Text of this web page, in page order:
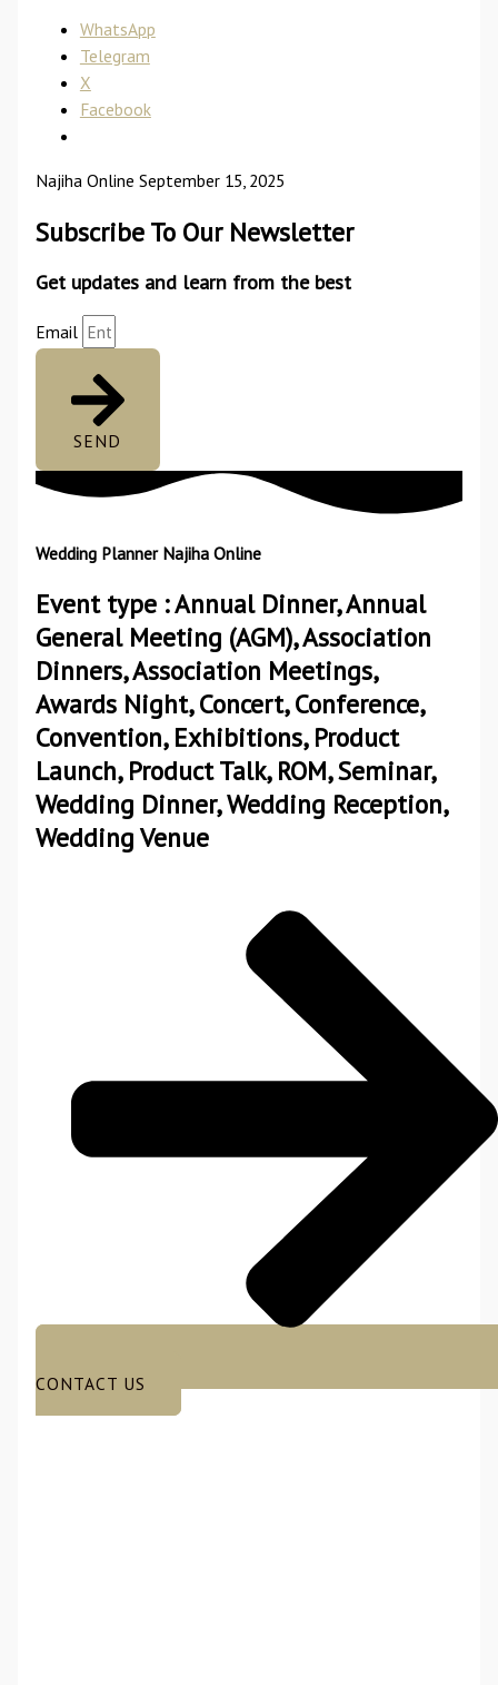
WhatsApp
Telegram
X
Facebook
Najiha Online September 15, 2025
Subscribe To Our Newsletter
Get updates and learn from the best
Email
SEND
Wedding Planner Najiha Online
Event type : Annual Dinner, Annual
General Meeting (AGM), Association
Dinners, Association Meetings,
Awards Night, Concert, Conference,
Convention, Exhibitions, Product
Launch, Product Talk, ROM, Seminar,
Wedding Dinner, Wedding Reception,
Wedding Venue
CONTACT US